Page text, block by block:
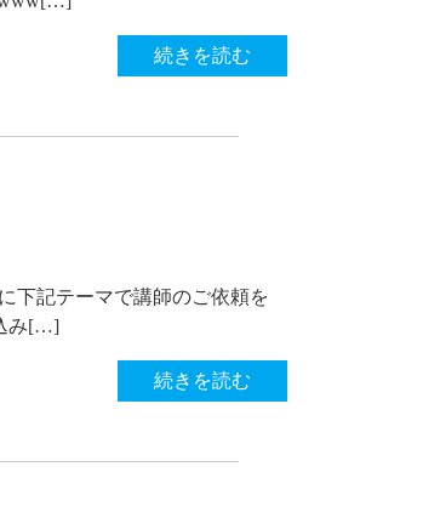
続きを読む
下記テーマで講師のご依頼を
み[…]
続きを読む